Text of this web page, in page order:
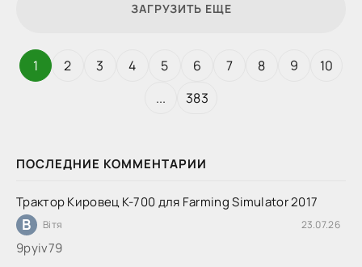
ПОСЛЕДНИЕ КОММЕНТАРИИ
Трактор Кировец К-700 для Farming Simulator 2017
В Вітя 23.07.26
9руіv79
ЗАГРУЗИТЬ ЕЩЕ
1 2 3 4 5 6 7 8 9
10
...
383